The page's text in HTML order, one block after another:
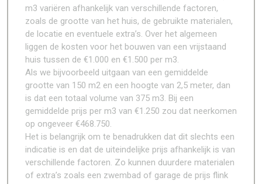
m3 variëren afhankelijk van verschillende factoren,
zoals de grootte van het huis, de gebruikte materialen,
de locatie en eventuele extra’s. Over het algemeen
liggen de kosten voor het bouwen van een vrijstaand
huis tussen de €1.000 en €1.500 per m3.
Als we bijvoorbeeld uitgaan van een gemiddelde
grootte van 150 m2 en een hoogte van 2,5 meter, dan
is dat een totaal volume van 375 m3. Bij een
gemiddelde prijs per m3 van €1.250 zou dat neerkomen
op ongeveer €468.750.
Het is belangrijk om te benadrukken dat dit slechts een
indicatie is en dat de uiteindelijke prijs afhankelijk is van
verschillende factoren. Zo kunnen duurdere materialen
of extra’s zoals een zwembad of garage de prijs flink